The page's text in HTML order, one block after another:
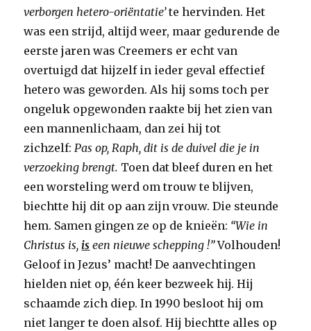
verborgen hetero-oriëntatie’te hervinden. Het
was een strijd, altijd weer, maar gedurende de
eerste jaren was Creemers er echt van
overtuigd dat hijzelf in ieder geval effectief
hetero was geworden. Als hij soms toch per
ongeluk opgewonden raakte bij het zien van
een mannenlichaam, dan zei hij tot
zichzelf:Pas op, Raph, dit is de duivel die je in
verzoeking brengt. Toen dat bleef duren en het
een worsteling werd om trouw te blijven,
biechtte hij dit op aan zijn vrouw. Die steunde
hem. Samen gingen ze op de knieën: “Wie in
Christus is, is een nieuwe schepping !”Volhouden!
Geloof in Jezus’ macht! De aanvechtingen
hielden niet op, één keer bezweek hij. Hij
schaamde zich diep. In 1990 besloot hij om
niet langer te doen alsof. Hij biechtte alles op